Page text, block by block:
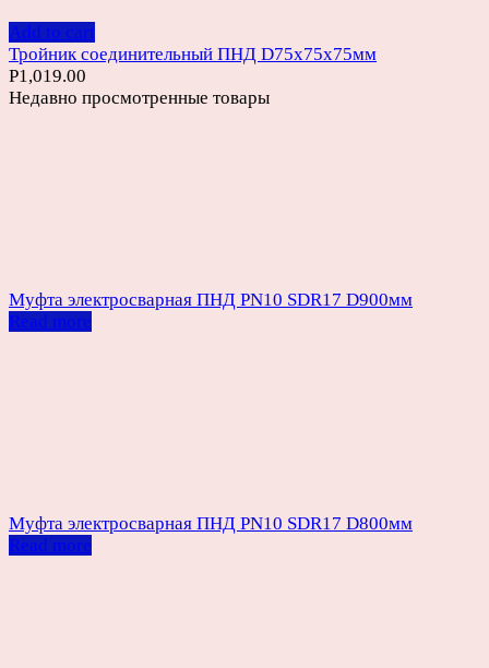
Add to cart
Тройник соединительный ПНД D75х75х75мм
Р1,019.00
Недавно просмотренные товары
Муфта электросварная ПНД PN10 SDR17 D900мм
Read more
Муфта электросварная ПНД PN10 SDR17 D800мм
Read more